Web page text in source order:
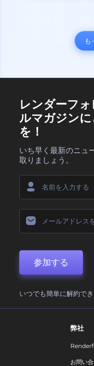
も
レンダーフ
ルマガジン
を！
いち早く最新のニュ
取りましょう。
参加する
いつでも簡単に解約でき
弊社
お問い